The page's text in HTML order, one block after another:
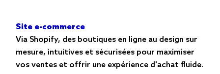
Site e-commerce
Via Shopify, des boutiques en ligne au design sur
mesure, intuitives et sécurisées pour maximiser
vos ventes et offrir une expérience d'achat fluide.